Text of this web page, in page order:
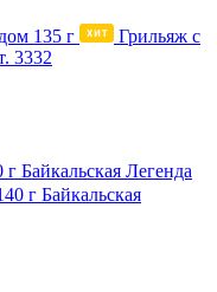
Грильяж с
3332
г Байкальская